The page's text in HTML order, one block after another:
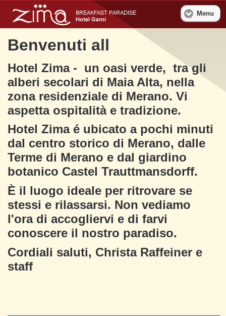
Menu
Benvenuti all
Hotel Zima - un oasi verde, tra gli
alberi secolari di Maia Alta, nella
zona residenziale di Merano. Vi
aspetta ospitalità e tradizione.
Hotel Zima é ubicato a pochi minuti
dal centro storico di Merano, dalle
Terme di Merano e dal giardino
botanico Castel Trauttmansdorff.
È il luogo ideale per ritrovare se
stessi e rilassarsi. Non vediamo
l'ora di accogliervi e di farvi
conoscere il nostro paradiso.
Cordiali saluti, Christa Raffeiner e
staff